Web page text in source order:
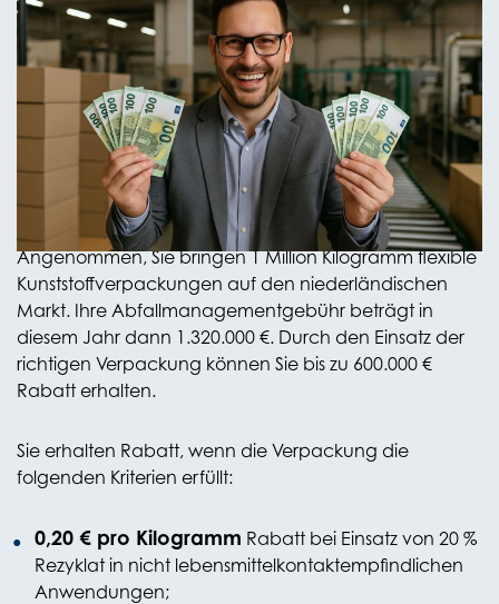
Produzenten, Importeure und Markeninhaber, die
Verpackungen auf den niederländischen Markt
bringen, zahlen eine Abfallmanagementgebühr an
Verpact. Für flexible Kunststoffverpackungen beträgt
diese Abfallmanagementgebühr derzeit 1,32 € pro
Kilogramm. Sie können jetzt bis zu 0,60 € pro Kilogramm
Rabatt auf diese Gebühr erhalten.
Angenommen, Sie bringen 1 Million Kilogramm flexible
Kunststoffverpackungen auf den niederländischen
Markt. Ihre Abfallmanagementgebühr beträgt in
diesem Jahr dann 1.320.000 €. Durch den Einsatz der
richtigen Verpackung können Sie bis zu 600.000 €
Rabatt erhalten.
Sie erhalten Rabatt, wenn die Verpackung die
folgenden Kriterien erfüllt:
0,20 € pro Kilogramm Rabatt bei Einsatz von 20 %
Rezyklat in nicht lebensmittelkontakt­empfindlichen
Anwendungen;